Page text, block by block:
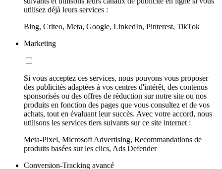
utilisez déjà leurs services :
Bing, Criteo, Meta, Google, LinkedIn, Pinterest, TikTok
Marketing
Si vous acceptez ces services, nous pouvons vous proposer
des publicités adaptées à vos centres d'intérêt, des contenus
sponsorisés ou des offres de réduction sur notre site ou nos
produits en fonction des pages que vous consultez et de vos
achats, tout en évaluant leur succès. Avec votre accord, nous
utilisons les services tiers suivants sur ce site internet :
Meta-Pixel, Microsoft Advertising, Recommandations de
produits basées sur les clics, Ads Defender
Conversion-Tracking avancé